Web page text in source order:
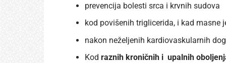
prevencija bolesti srca i krvnih sudova
kod povišenih triglicerida, i kad masne
nakon neželjenih kardiovaskularnih
Kod raznih kroničnih i upalnih